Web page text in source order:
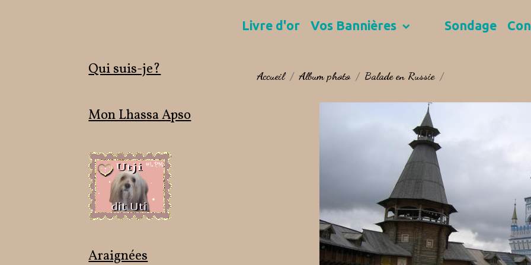
Livre d'or Vos Bannières Sondage
Accueil Album photo Balade en Russie
Qui suis-je?
Mon Lhassa Apso
Araignées